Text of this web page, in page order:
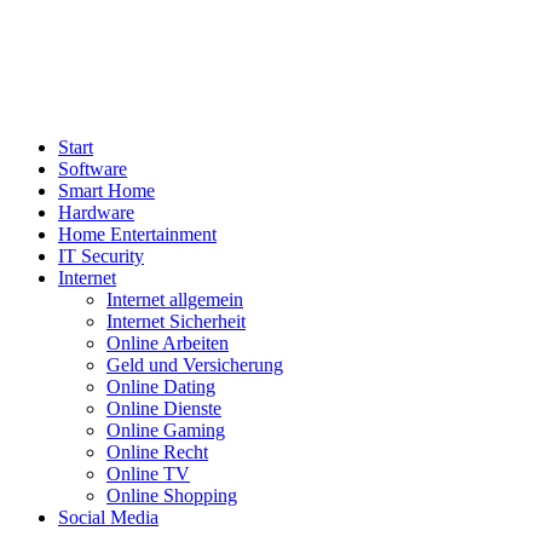
Start
Software
Smart Home
Hardware
Home Entertainment
IT Security
Internet
Internet allgemein
Internet Sicherheit
Online Arbeiten
Geld und Versicherung
Online Dating
Online Dienste
Online Gaming
Online Recht
Online TV
Online Shopping
Social Media